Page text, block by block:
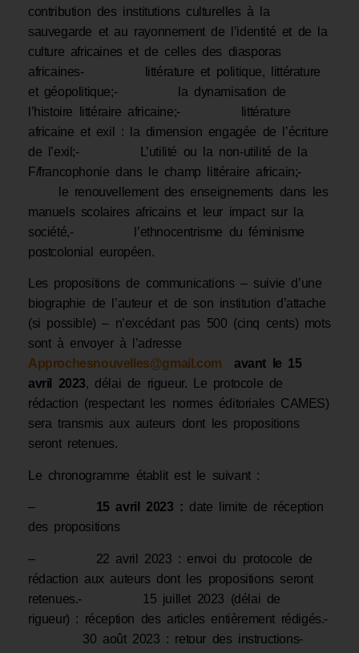
contribution des institutions culturelles à la
sauvegarde et au rayonnement de l’identité et de la
culture africaines et de celles des diasporas
africaines- littérature et politique, littérature
et géopolitique;- la dynamisation de
l’histoire littéraire africaine;- littérature
africaine et exil : la dimension engagée de l’écriture
de l’exil;- L’utilité ou la non-utilité de la
F/francophonie dans le champ littéraire africain;-
le renouvellement des enseignements dans les
manuels scolaires africains et leur impact sur la
société,- l’ethnocentrisme du féminisme
postcolonial européen.
Les propositions de communications – suivie d’une
biographie de l’auteur et de son institution d’attache
(si possible) – n’excédant pas 500 (cinq cents) mots
sont à envoyer à l’adresse
Approchesnouvelles@gmail.com
avant le 15
avril 2023, délai de rigueur. Le protocole de
rédaction (respectant les normes éditoriales CAMES)
sera transmis aux auteurs dont les propositions
seront retenues.
Le chronogramme établit est le suivant :
– 15 avril 2023 : date limite de réception
des propositions
– 22 avril 2023 : envoi du protocole de
rédaction aux auteurs dont les propositions seront
retenues.- 15 juillet 2023 (délai de
rigueur) : réception des articles entièrement rédigés.-
30 août 2023 : retour des instructions-